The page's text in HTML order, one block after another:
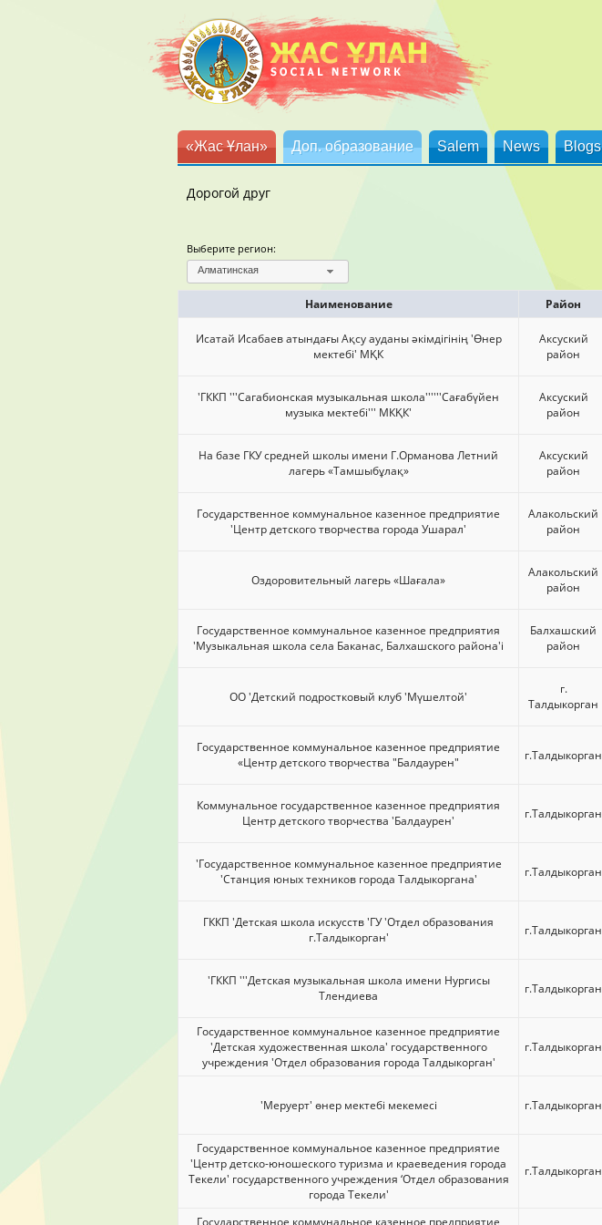
«Жас Ұлан» Доп. образование Salem News Blogs
Дорогой друг
Выберите регион:
Алматинская
Наименование Район
Исатай Исабаев атындағы Ақсу ауданы әкімдігінің 'Өнер
мектебі' МҚК
Аксуский
район
'ГККП '''Сагабионская музыкальная школа''''''Сағабүйен
музыка мектебі''' МКҚК'
Аксуский
район
На базе ГКУ средней школы имени Г.Орманова Летний
лагерь «Тамшыбұлақ»
Аксуский
район
Государственное коммунальное казенное предприятие
'Центр детского творчества города Ушарал'
Алакольский
район
Оздоровительный лагерь «Шағала»
Алакольский
район
Государственное коммунальное казенное предприятия
'Музыкальная школа села Баканас, Балхашского района'і
Балхашский
район
ОО 'Детский подростковый клуб 'Мүшелтой'
г.
Талдыкорган
Государственное коммунальное казенное предприятие
«Центр детского творчества "Балдаурен"
г.Талдыкорган
Коммунальное государственное казенное предприятия
Центр детского творчества 'Балдаурен'
г.Талдыкорган
'Государственное коммунальное казенное предприятие
'Станция юных техников города Талдыкоргана'
г.Талдыкорган
ГККП 'Детская школа искусств 'ГУ 'Отдел образования
г.Талдыкорган'
г.Талдыкорган
'ГККП '''Детская музыкальная школа имени Нургисы
Тлендиева
г.Талдыкорган
Государственное коммунальное казенное предприятие
'Детская художественная школа' государственного
учреждения 'Отдел образования города Талдыкорган'
г.Талдыкорган
'Меруерт' өнер мектебі мекемесі г.Талдыкорган
Государственное коммунальное казенное предприятие
'Центр детско-юношеского туризма и краеведения города
Текели' государственного учреждения ‘Отдел образования
города Текели'
г.Талдыкорган